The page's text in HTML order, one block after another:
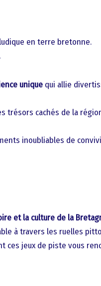
en terre bretonne.
unique qui allie
trésors cachés de la
inoubliables de
et la culture de la
à travers les ruelles
ces jeux de piste vous